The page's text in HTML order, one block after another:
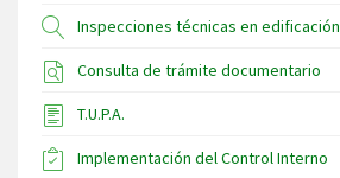
Inspecciones técnicas en edificación
Consulta de trámite documentario
T.U.P.A.
Implementación del Control Interno